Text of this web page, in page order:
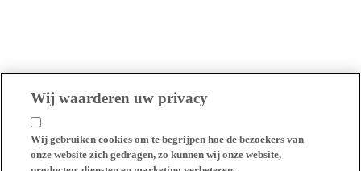
Wij waarderen uw privacy
Wij gebruiken cookies om te begrijpen hoe de bezoekers van
onze website zich gedragen, zo kunnen wij onze website,